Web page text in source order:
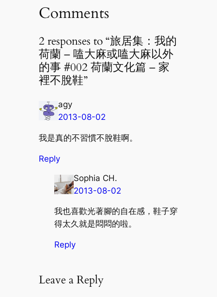
Comments
2 responses to “旅居集：我的
荷蘭 – 嗑大麻或嗑大麻以外
的事 #002 荷蘭文化篇 – 家
裡不脫鞋”
agy
2013-08-02
我是真的不習慣不脫鞋啊。
Reply
Sophia CH.
2013-08-02
我也喜歡光著腳的自在感，鞋子穿
得太久就是悶悶的啦。
Reply
Leave a Reply